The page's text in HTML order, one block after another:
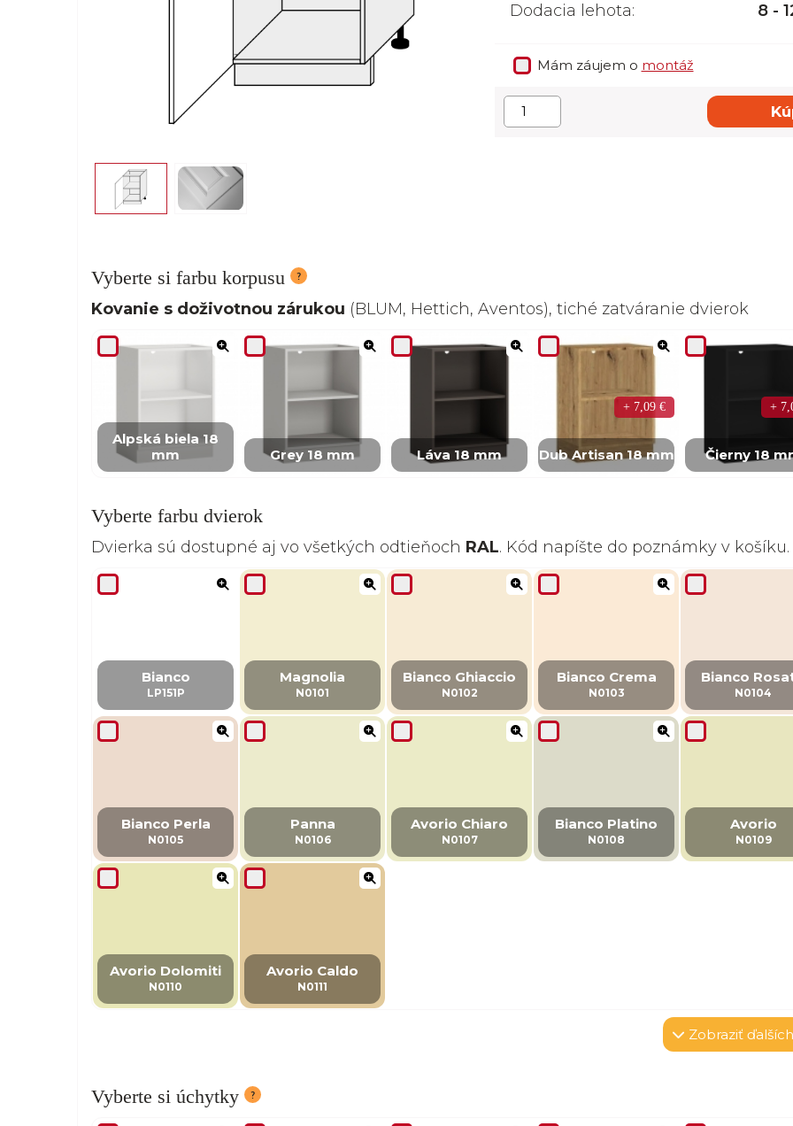
Dodacia lehota:
8 -
Mám záujem o montáž
Vyberte si farbu korpusu
Kovanie s doživotnou zárukou (BLUM, Hettich, Aventos), tiché zatváranie dvierok
Alpská biela 18
mm
Grey 18 mm Láva 18 mm Dub Artisan 18 mm
+ 7,09 €
Čierny 18
+
Vyberte farbu dvierok
Dvierka sú dostupné aj vo všetkých odtieňoch RAL. Kód napíšte do poznámky v košíku.
Bianco
LP151P
Magnolia
N0101
Bianco Ghiaccio
N0102
Bianco Crema
N0103
Bianco
N0104
Bianco Perla
N0105
Panna
N0106
Avorio Chiaro
N0107
Bianco Platino
N0108
Avorio
N0109
Avorio Dolomiti
N0110
Avorio Caldo
N0111
Zobraziť
Vyberte si úchytky